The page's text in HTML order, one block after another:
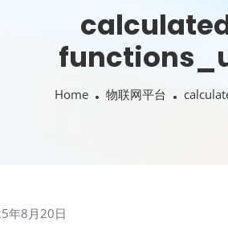
Home 物联网平台
年8月20日